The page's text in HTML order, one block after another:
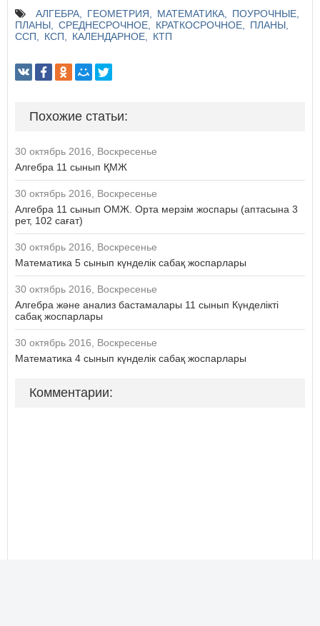
АЛГЕБРА ГЕОМЕТРИЯ МАТЕМАТИКА
ПОУРОЧНЫЕ
ПЛАНЫ
СРЕДНЕСРОЧНОЕ КРАТКОСРОЧНОЕ
ПЛАНЫ
ССП
КСП КАЛЕНДАРНОЕ КТП
Похожие статьи:
30 октябрь 2016, Воскресенье
Алгебра 11 сынып ҚМЖ
30 октябрь 2016, Воскресенье
Алгебра 11 сынып ОМЖ. Орта мерзім жоспары (аптасына 3
рет, 102 сағат)
30 октябрь 2016, Воскресенье
Математика 5 сынып күнделік сабақ жоспарлары
30 октябрь 2016, Воскресенье
Алгебра және анализ бастамалары 11 сынып Күнделікті
сабақ жоспарлары
30 октябрь 2016, Воскресенье
Математика 4 сынып күнделік сабақ жоспарлары
Комментарии: